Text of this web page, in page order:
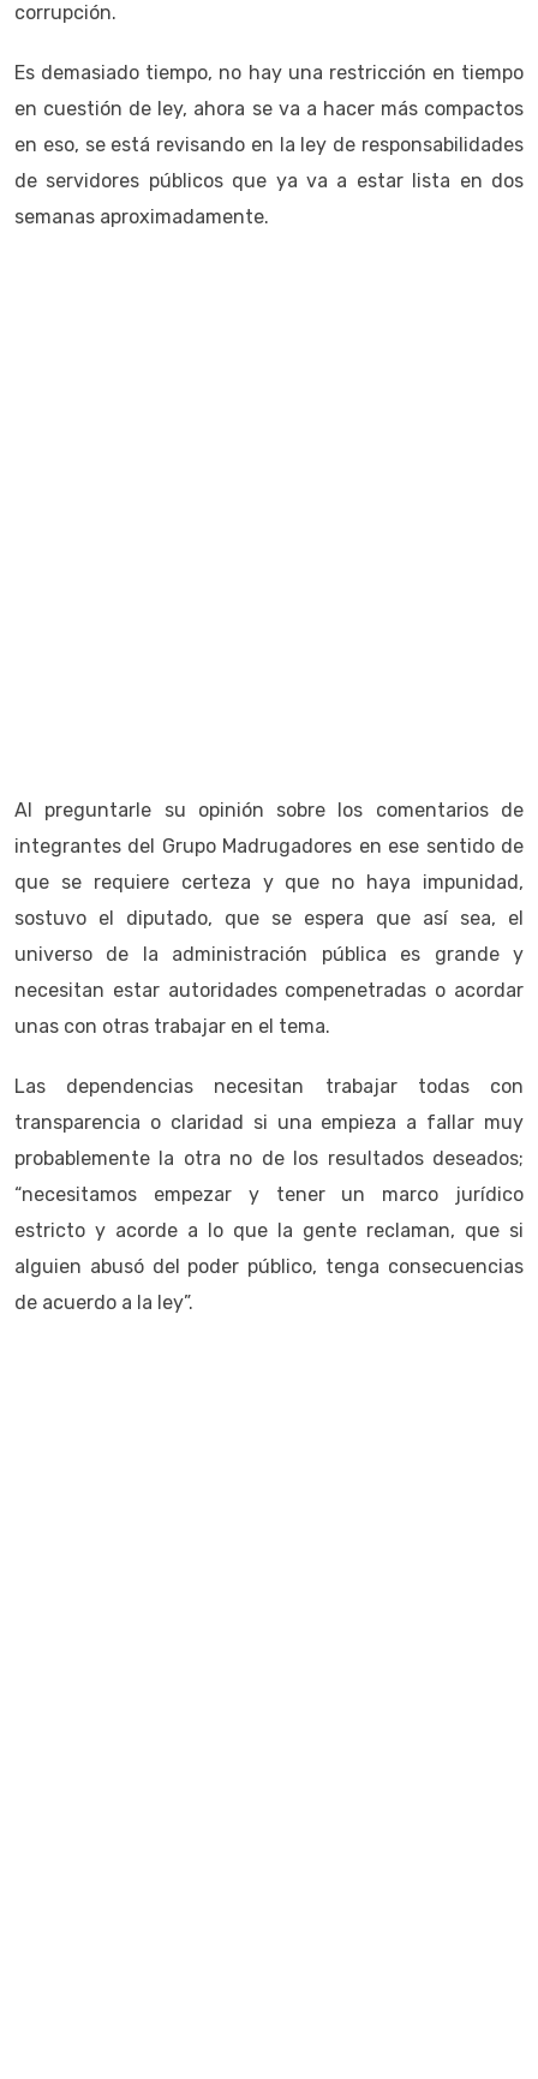
corrupción.
Es demasiado tiempo, no hay una restricción en tiempo
en cuestión de ley, ahora se va a hacer más compactos
en eso, se está revisando en la ley de responsabilidades
de servidores públicos que ya va a estar lista en dos
semanas aproximadamente.
Al preguntarle su opinión sobre los comentarios de
integrantes del Grupo Madrugadores en ese sentido de
que se requiere certeza y que no haya impunidad,
sostuvo el diputado, que se espera que así sea, el
universo de la administración pública es grande y
necesitan estar autoridades compenetradas o acordar
unas con otras trabajar en el tema.
Las dependencias necesitan trabajar todas con
transparencia o claridad si una empieza a fallar muy
probablemente la otra no de los resultados deseados;
“necesitamos empezar y tener un marco jurídico
estricto y acorde a lo que la gente reclaman, que si
alguien abusó del poder público, tenga consecuencias
de acuerdo a la ley”.